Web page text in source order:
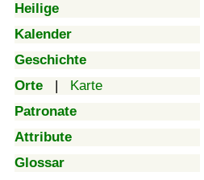
Heilige
Kalender
Geschichte
Orte | Karte
Patronate
Attribute
Glossar